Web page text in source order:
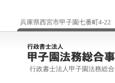
兵庫県西宮市甲子園七番町4-
行政書士法人甲子園法務総